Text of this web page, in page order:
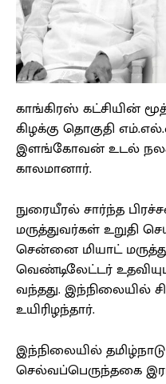
காங்கிரஸ் கட்சியின்
கிழக்கு தொகுதி
இளங்கோவன் உடல்
காலமானார்.
நுரையீரல் சார்ந்த
மருத்துவர்கள் உறுதி
சென்னை மியாட்
வெண்டிலேட்டர்
வந்தது. இந்நிலையில்
உயிரிழந்தார்.
இந்நிலையில்
செல்வப்பெருந்தகை